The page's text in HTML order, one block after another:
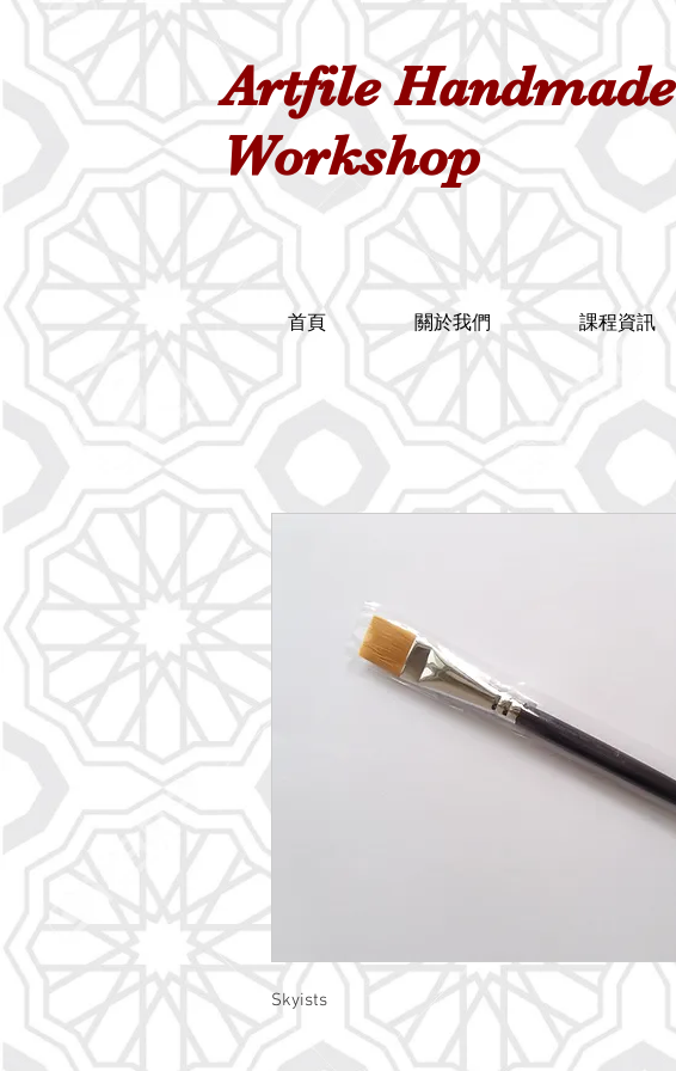
Artfile Handmade
Workshop
首頁 關於我們 課程資訊
Skyists